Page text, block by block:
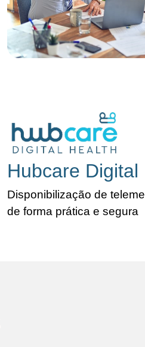
Hubcare Digital
Disponibilização de
de forma prática e segura